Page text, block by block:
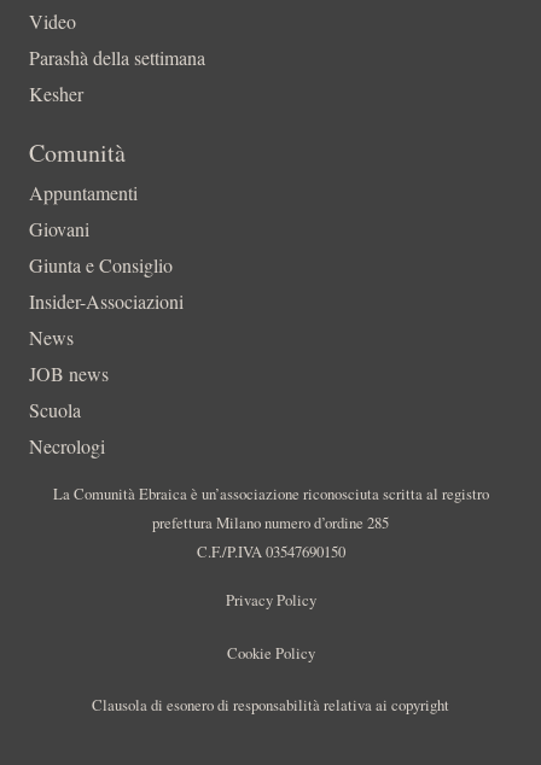
Video
Parashà della settimana
Kesher
Comunità
Appuntamenti
Giovani
Giunta e Consiglio
Insider-Associazioni
News
JOB news
Scuola
Necrologi
La Comunità Ebraica è un’associazione riconosciuta scritta al registro
prefettura Milano numero d’ordine 285
C.F./P.IVA 03547690150
Privacy Policy
Cookie Policy
Clausola di esonero di responsabilità relativa ai copyright